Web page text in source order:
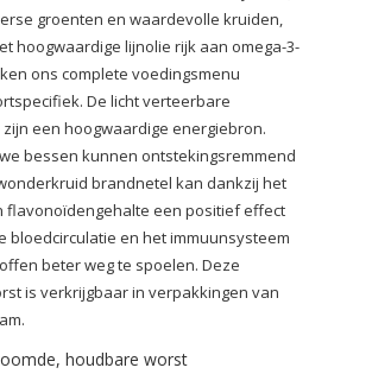
groenten en waardevolle kruiden,
hoogwaardige lijnolie rijk aan omega-3-
ons complete voedingsmenu
De licht verteerbare
een hoogwaardige energiebron.
bessen kunnen ontstekingsremmend
brandnetel kan dankzij het
flavonoïdengehalte een positief effect
bloedcirculatie en het immuunsysteem
beter weg te spoelen. Deze
is verkrijgbaar in verpakkingen van
houdbare worst